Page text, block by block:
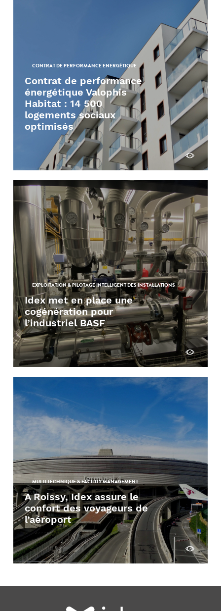
CONTRAT DE PERFORMANCE ENERGÉTIQUE
Contrat de performance
énergétique Valophis
Habitat : 14 500
logements sociaux
optimisés
Découvrir
EXPLOITATION & PILOTAGE INTELLIGENT DES INSTALLATIONS
Idex met en place une
cogénération pour
l’industriel BASF
Découvrir
MULTI TECHNIQUE & FACILITY MANAGEMENT
A Roissy, Idex assure le
confort des voyageurs de
l’aéroport
Découvrir